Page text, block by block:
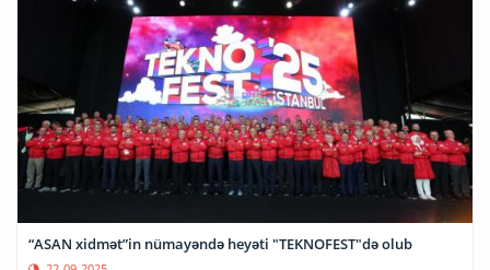
“ASAN xidmət”in nümayəndə heyəti "TEKNOFEST"də olub